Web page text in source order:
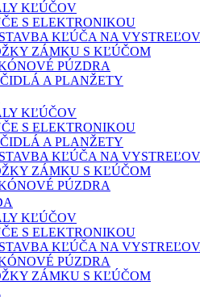
KĽÚČOV
S ELEKTRONIKOU
KĽÚČA NA
ZÁMKU S KĽÚČOM
PÚZDRA
A PLANŽETY
KĽÚČOV
S ELEKTRONIKOU
A PLANŽETY
KĽÚČA NA
ZÁMKU S KĽÚČOM
PÚZDRA
KĽÚČOV
S ELEKTRONIKOU
KĽÚČA NA
PÚZDRA
ZÁMKU S KĽÚČOM